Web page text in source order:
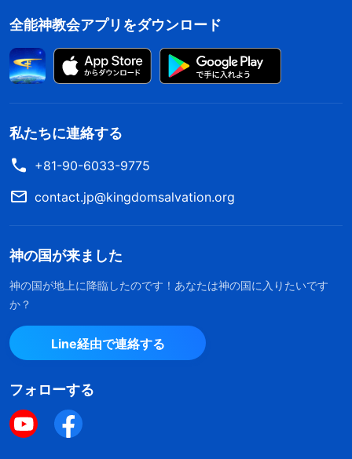
全能神教会アプリをダウンロード
私たちに連絡する
+81-90-6033-9775
contact.jp@kingdomsalvation.org
神の国が来ました
神の国が地上に降臨したのです！あなたは神の国に入りたいです
か？
Line経由で連絡する
フォローする